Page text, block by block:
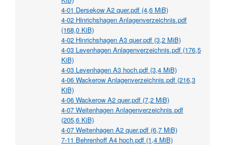
4-01 Dersekow A2 quer.pdf (4,6 MiB)
4-02 Hinrichshagen Anlagenverzeichnis.pdf
(168,0 KiB)
4-02 Hinrichshagen A3 quer.pdf (3,2 MiB)
4-03 Levenhagen Anlagenverzeichnis.pdf (176,5
KiB)
4-03 Levenhagen A3 hoch.pdf (3,4 MiB)
4-06 Wackerow Anlagenverzeichnis.pdf (216,3
KiB)
4-06 Wackerow A2 quer.pdf (7,2 MiB)
4-07 Weitenhagen Anlagenverzeichnis.pdf
(205,6 KiB)
4-07 Weitenhagen A2 quer.pdf (6,7 MiB)
7-11 Behrenhoff A4 hoch.pdf (1,4 MiB)